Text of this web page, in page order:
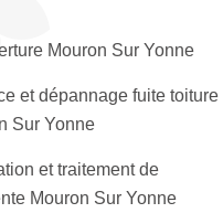
Mouron Sur Yonne
et dépannage fuite toiture
Sur Yonne
et traitement de
Mouron Sur Yonne